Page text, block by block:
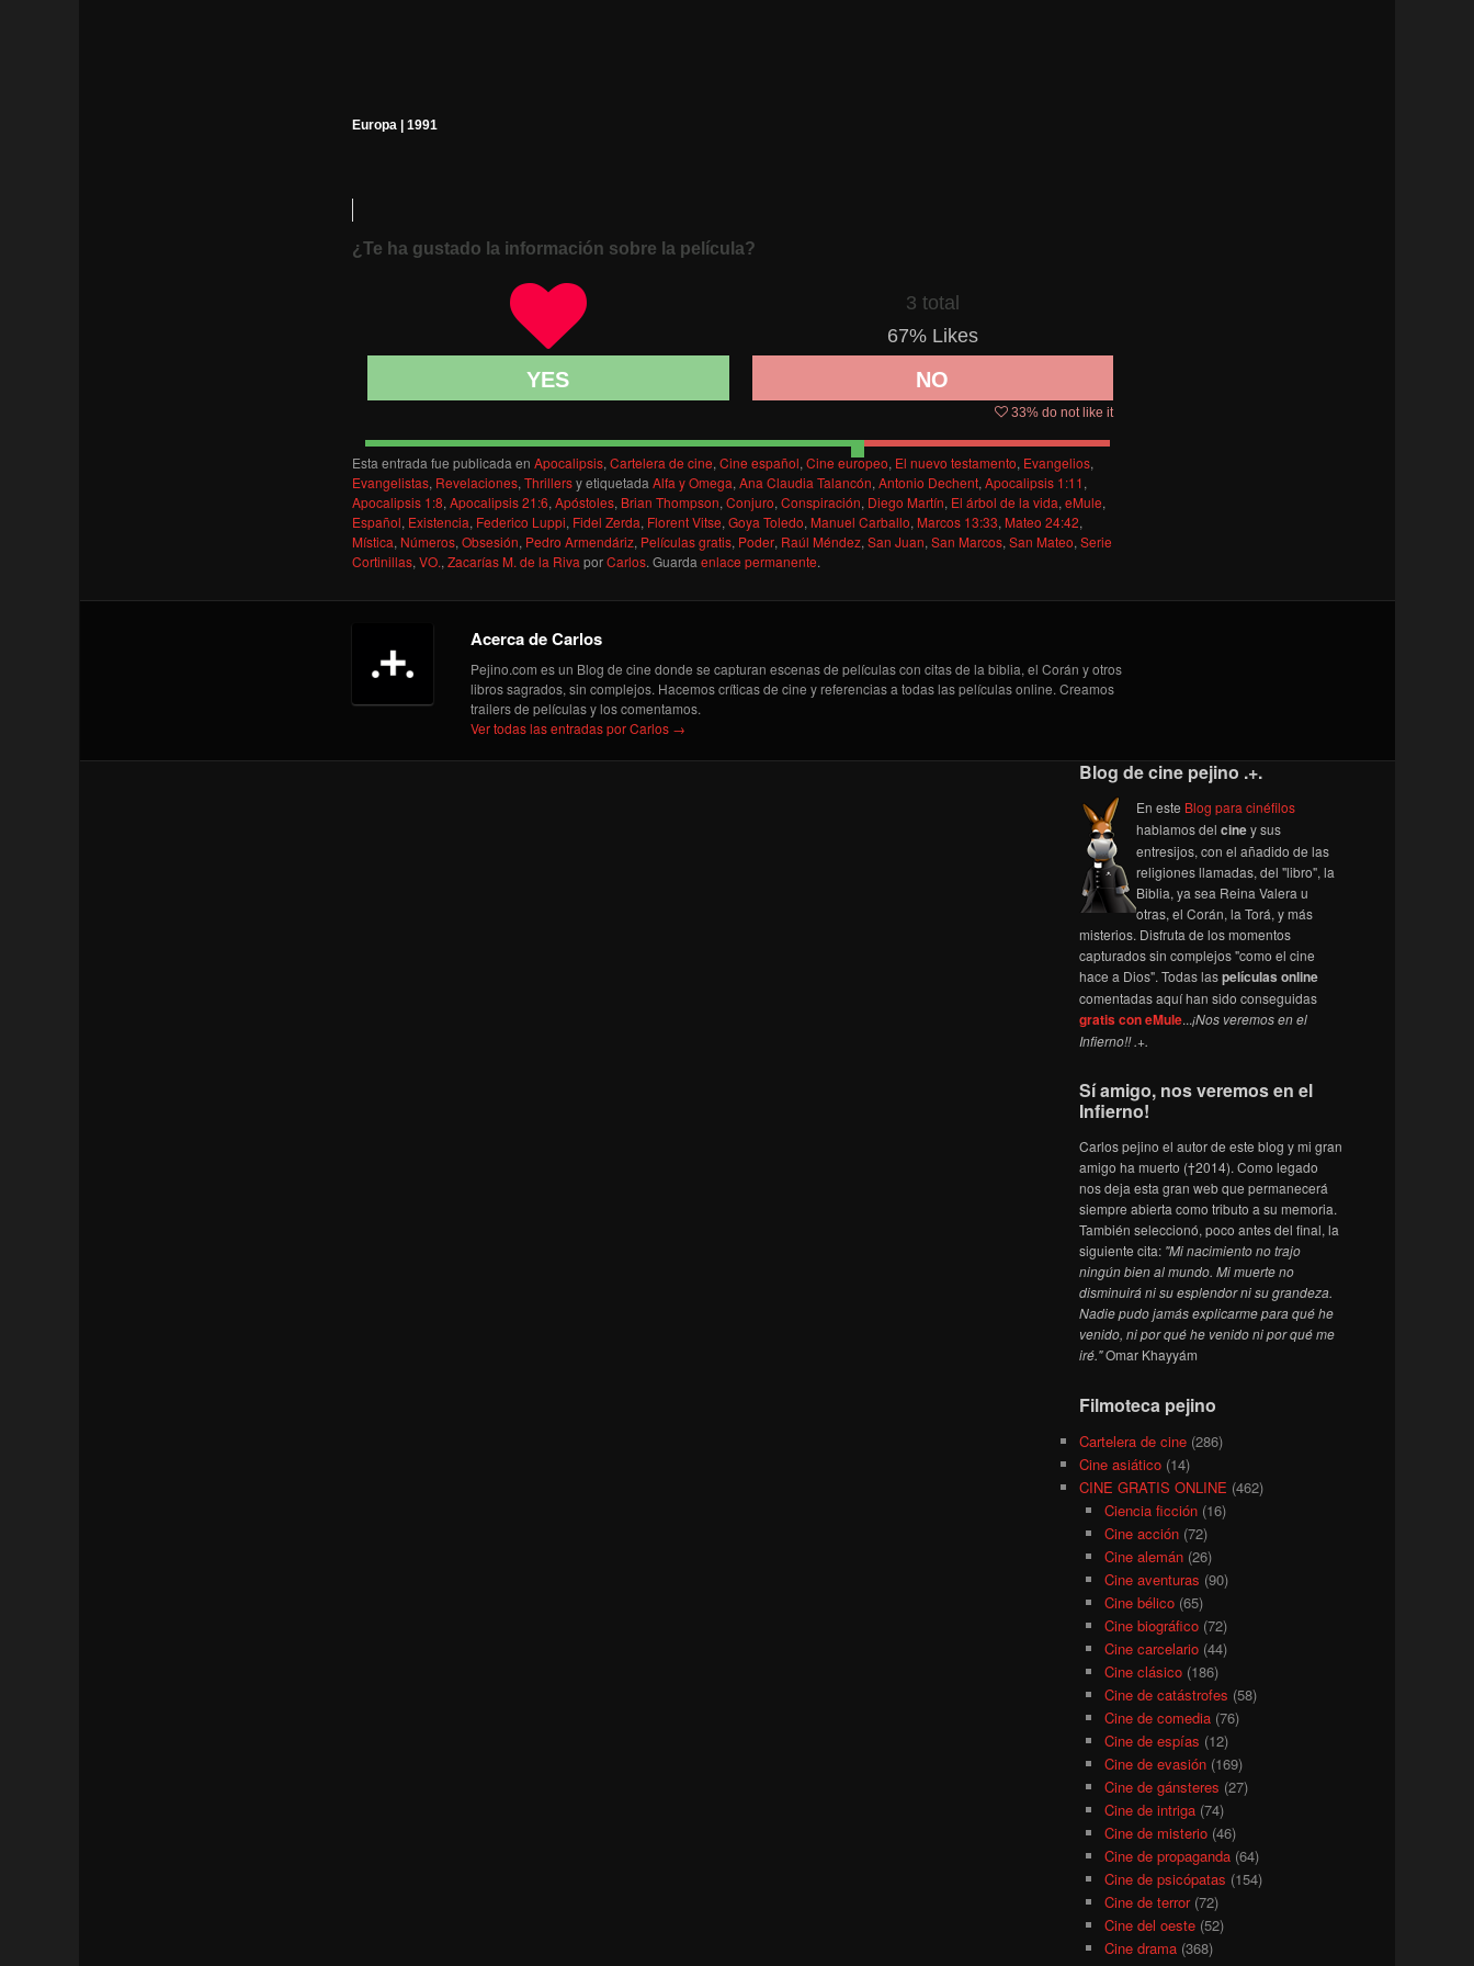
Europa | 1991
¿Te ha gustado la información sobre la película?
3 total
67% Likes
YES NO
33% do not like it
Esta entrada fue publicada enApocalipsis,Cartelera de cine,Cine español,Cine europeo, El nuevo testamento, Evangelios,
Evangelistas, Revelaciones,Thrillersy etiquetadaAlfa y Omega,Ana Claudia Talancón,Antonio Dechent,Apocalipsis 1:11,
Apocalipsis 1:8,Apocalipsis 21:6,Apóstoles, Brian Thompson,Conjuro,Conspiración, Diego Martín, El árbol de la vida,eMule,
Español, Existencia, Federico Luppi, Fidel Zerda, Florent Vitse,Goya Toledo, Manuel Carballo, Marcos 13:33, Mateo 24:42,
Mística, Números,Obsesión, Pedro Armendáriz, Películas gratis, Poder, Raúl Méndez,San Juan,San Marcos,San Mateo,Serie
Cortinillas,VO.,Zacarías M. de la Riva porCarlos. Guardaenlace permanente.
Acerca de Carlos
Pejino.com es un Blog de cine donde se capturan escenas de películas con citas de la biblia, el Corán y otros
libros sagrados, sin complejos. Hacemos críticas de cine y referencias a todas las películas online. Creamos
trailers de películas y los comentamos.
Ver todas las entradas por Carlos →
Blog de cine pejino .+.
En este Blog para cinéfilos
hablamos del ciney sus
entresijos, con el añadido de las
religiones llamadas, del "libro", la
Biblia, ya sea Reina Valera u
otras, el Corán, la Torá, y más
misterios. Disfruta de los momentos
capturados sin complejos "como el cine
hace a Dios". Todas laspelículas online
comentadas aquí han sido conseguidas
gratis con eMule...¡Nos veremos en el
Infierno!! .+.
Sí amigo, nos veremos en el
Infierno!
Carlos pejino el autor de este blog y mi gran
amigo ha muerto (†2014). Como legado
nos deja esta gran web que permanecerá
siempre abierta como tributo a su memoria.
También seleccionó, poco antes del final, la
siguiente cita: "Mi nacimiento no trajo
ningún bien al mundo. Mi muerte no
disminuirá ni su esplendor ni su grandeza.
Nadie pudo jamás explicarme para qué he
venido, ni por qué he venido ni por qué me
iré."Omar Khayyám
Filmoteca pejino
Cartelera de cine (286)
Cine asiático (14)
CINE GRATIS ONLINE (462)
Ciencia ficción(16)
Cine acción(72)
Cine alemán(26)
Cine aventuras (90)
Cine bélico(65)
Cine biográfico(72)
Cine carcelario(44)
Cine clásico(186)
Cine de catástrofes (58)
Cine de comedia(76)
Cine de espías (12)
Cine de evasión(169)
Cine de gánsteres (27)
Cine de intriga(74)
Cine de misterio(46)
Cine de propaganda(64)
Cine de psicópatas (154)
Cine de terror(72)
Cine del oeste(52)
Cine drama(368)